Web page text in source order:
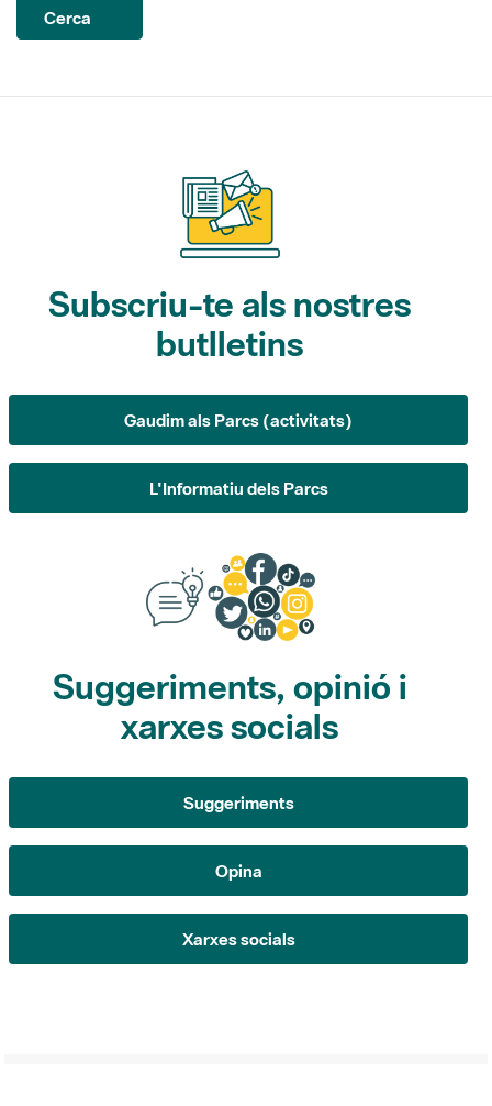
Subscriu-te als nostres
butlletins
Gaudim als Parcs (activitats)
L'Informatiu dels Parcs
Suggeriments, opinió i
xarxes socials
Suggeriments
Opina
Xarxes socials